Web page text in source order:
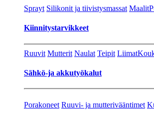
Sprayt Silikonit ja tiivistysmassat Maalit
Kiinnitystarvikkeet
Ruuvit Mutterit Naulat Teipit Liimat
Sähkö-ja akkutyökalut
Porakoneet Ruuvi- ja mutterivääntimet